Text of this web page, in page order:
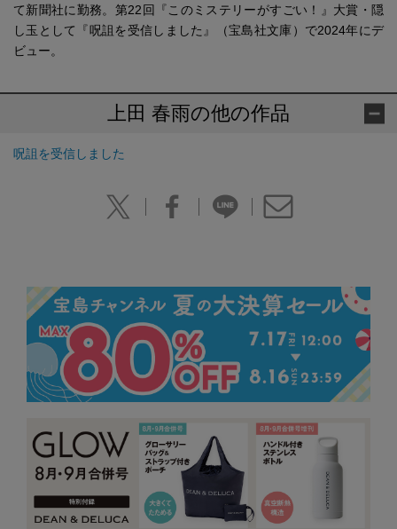
て新聞社に勤務。第22回『このミステリーがすごい！』大賞・隠
し玉として『呪詛を受信しました』（宝島社文庫）で2024年にデ
ビュー。
上田 春雨の他の作品
呪詛を受信しました